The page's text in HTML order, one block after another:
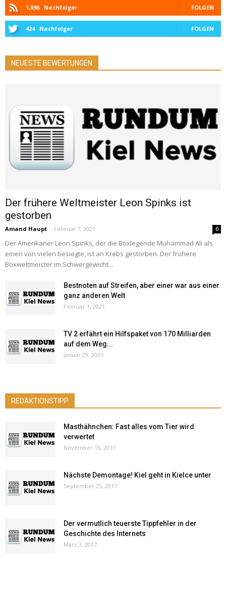
1,896 Nachfolger FOLGEN
424 Nachfolger FOLGEN
NEUESTE BEWERTUNGEN
Der frühere Weltmeister Leon Spinks ist
gestorben
Amand Haupt - Februar 7, 2021 0
Der Amerikaner Leon Spinks, der die Boxlegende Muhammad Ali als
einen von vielen besiegte, ist an Krebs gestorben. Der frühere
Boxweltmeister im Schwergewicht...
Bestnoten auf Streifen, aber einer war aus einer
ganz anderen Welt
Februar 1, 2021
TV 2 erfährt ein Hilfspaket von 170 Milliarden
auf dem Weg...
Januar 29, 2021
REDAKTIONSTIPP
Masthähnchen: Fast alles vom Tier wird
verwertet
November 16, 2017
Nächste Demontage! Kiel geht in Kielce unter
September 25, 2017
Der vermutlich teuerste Tippfehler in der
Geschichte des Internets
März 3, 2017